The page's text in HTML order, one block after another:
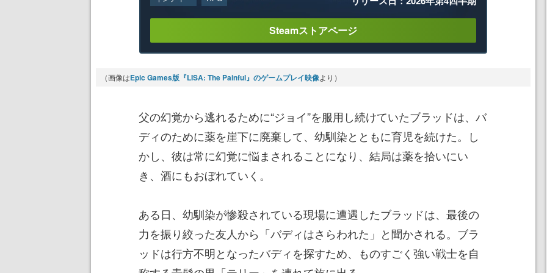
Steamストアページ
（画像はEpic Games版『LISA: The Painful』のゲームプレイ映像より）
父の幻覚から逃れるために“ジョイ”を服用し続けていたブラッドは、バ
ディのために薬を崖下に廃棄して、幼馴染とともに育児を続けた。し
かし、彼は常に幻覚に悩まされることになり、結局は薬を拾いにい
き、酒にもおぼれていく。
ある日、幼馴染が惨殺されている現場に遭遇したブラッドは、最後の
力を振り絞った友人から「バディはさらわれた」と聞かされる。ブラ
ッドは行方不明となったバディを探すため、ものすごく強い戦士を自